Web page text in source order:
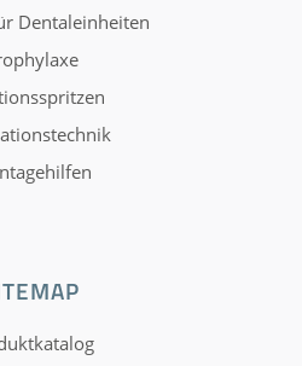
Dentaleinheiten